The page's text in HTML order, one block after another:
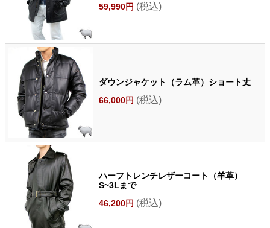
59,990円 (税込)
ダウンジャケット（ラム革）ショート丈
66,000円 (税込)
ハーフトレンチレザーコート（羊革）
S~3Lまで
46,200円 (税込)